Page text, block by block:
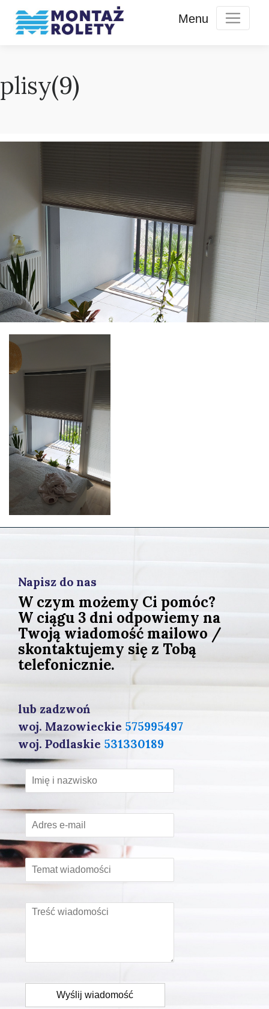
plisy(9)
Napisz do nas
W czym możemy Ci pomóc?
W ciągu 3 dni odpowiemy na
Twoją wiadomość mailowo /
skontaktujemy się z Tobą
telefonicznie.
lub zadzwoń
woj. Mazowieckie 575995497
woj. Podlaskie 531330189
Wyślij wiadomość